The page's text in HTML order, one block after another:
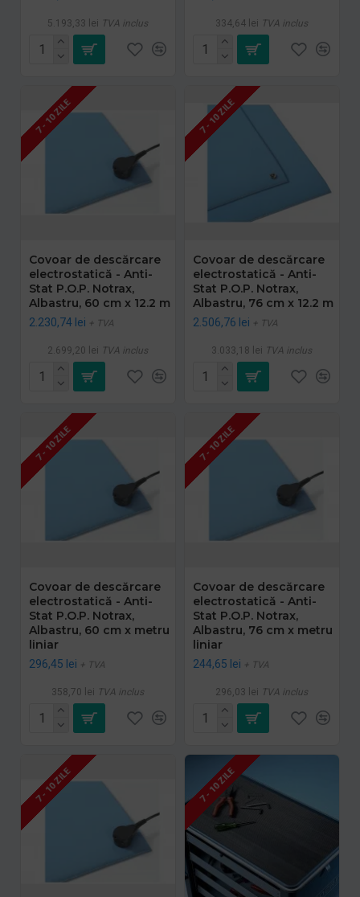
5.193,33 lei TVA inclus 334,64 lei TVA inclus
7 - 10 ZILE
Covoar de descărcare
electrostatică - Anti-
Stat P.O.P. Notrax,
Albastru, 60 cm x 12.2 m
2.230,74 lei + TVA
2.699,20 lei TVA inclus
7 - 10 ZILE
Covoar de descărcare
electrostatică - Anti-
Stat P.O.P. Notrax,
Albastru, 76 cm x 12.2 m
2.506,76 lei + TVA
3.033,18 lei TVA inclus
7 - 10 ZILE
Covoar de descărcare
electrostatică - Anti-
Stat P.O.P. Notrax,
Albastru, 60 cm x metru
liniar
296,45 lei + TVA
358,70 lei TVA inclus
7 - 10 ZILE
Covoar de descărcare
electrostatică - Anti-
Stat P.O.P. Notrax,
Albastru, 76 cm x metru
liniar
244,65 lei + TVA
296,03 lei TVA inclus
7 - 10 ZILE 7 - 10 ZILE